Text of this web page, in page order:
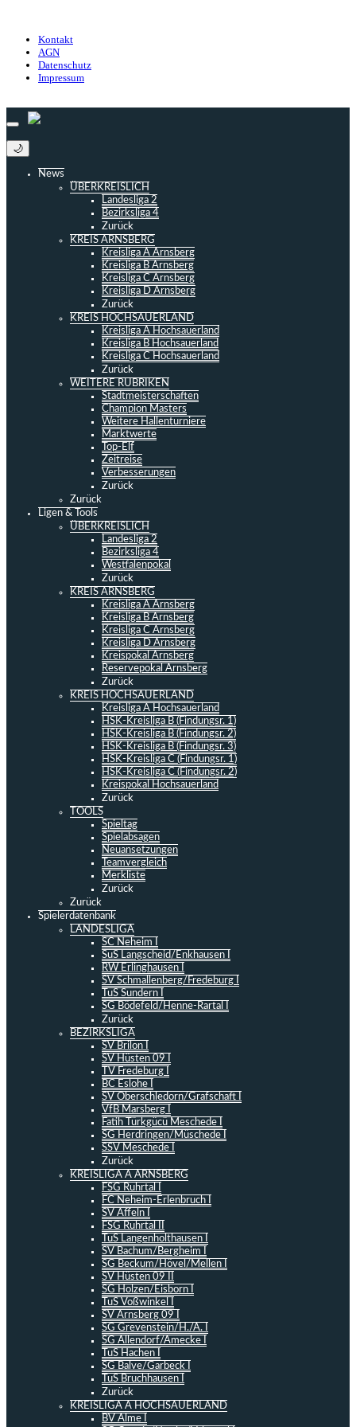
Kontakt
AGN
Datenschutz
Impressum
🌙
News
ÜBERKREISLICH
Landesliga 2
Bezirksliga 4
Zurück
KREIS ARNSBERG
Kreisliga A Arnsberg
Kreisliga B Arnsberg
Kreisliga C Arnsberg
Kreisliga D Arnsberg
Zurück
KREIS HOCHSAUERLAND
Kreisliga A Hochsauerland
Kreisliga B Hochsauerland
Kreisliga C Hochsauerland
Zurück
WEITERE RUBRIKEN
Stadtmeisterschaften
Champion Masters
Weitere Hallenturniere
Marktwerte
Top-Elf
Zeitreise
Verbesserungen
Zurück
Zurück
Ligen & Tools
ÜBERKREISLICH
Landesliga 2
Bezirksliga 4
Westfalenpokal
Zurück
KREIS ARNSBERG
Kreisliga A Arnsberg
Kreisliga B Arnsberg
Kreisliga C Arnsberg
Kreisliga D Arnsberg
Kreispokal Arnsberg
Reservepokal Arnsberg
Zurück
KREIS HOCHSAUERLAND
Kreisliga A Hochsauerland
HSK-Kreisliga B (Findungsr. 1)
HSK-Kreisliga B (Findungsr. 2)
HSK-Kreisliga B (Findungsr. 3)
HSK-Kreisliga C (Findungsr. 1)
HSK-Kreisliga C (Findungsr. 2)
Kreispokal Hochsauerland
Zurück
TOOLS
Spieltag
Spielabsagen
Neuansetzungen
Teamvergleich
Merkliste
Zurück
Zurück
Spielerdatenbank
LANDESLIGA
SC Neheim I
SuS Langscheid/Enkhausen I
RW Erlinghausen I
SV Schmallenberg/Fredeburg I
TuS Sundern I
SG Bödefeld/Henne-Rartal I
Zurück
BEZIRKSLIGA
SV Brilon I
SV Hüsten 09 I
TV Fredeburg I
BC Eslohe I
SV Oberschledorn/Grafschaft I
VfB Marsberg I
Fatih Türkgücü Meschede I
SG Herdringen/Müschede I
SSV Meschede I
Zurück
KREISLIGA A ARNSBERG
FSG Ruhrtal I
FC Neheim-Erlenbruch I
SV Affeln I
FSG Ruhrtal II
TuS Langenholthausen I
SV Bachum/Bergheim I
SG Beckum/Hövel/Mellen I
SV Hüsten 09 II
SG Holzen/Eisborn I
TuS Voßwinkel I
SV Arnsberg 09 I
SG Grevenstein/H./A. I
SG Allendorf/Amecke I
TuS Hachen I
SG Balve/Garbeck I
TuS Bruchhausen I
Zurück
KREISLIGA A HOCHSAUERLAND
BV Alme I